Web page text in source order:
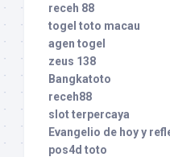
receh 88
togel toto macau
agen togel
zeus 138
Bangkatoto
receh88
slot terpercaya
Evangelio de hoy y
pos4d toto